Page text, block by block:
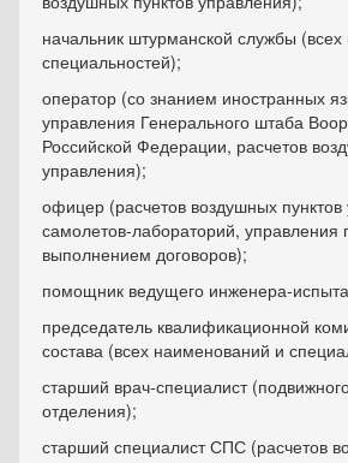
начальник штурманской службы
специальностей);
оператор (со знанием иностранных
управления Генерального штаба
Российской Федерации, расчетов
управления);
офицер (расчетов воздушных пунктов
самолетов-лабораторий, управления
выполнением договоров);
помощник ведущего инженера-
председатель квалификационной
состава (всех наименований и
старший врач-специалист
отделения);
старший специалист СПС (расчетов